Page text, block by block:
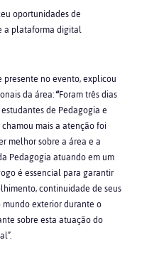
oportunidades de
a plataforma digital
no evento, explicou
da área:“Foram três dias
de Pedagogia e
mais a atenção foi
melhor sobre a área e a
Pedagogia atuando em um
é essencial para garantir
continuidade de seus
exterior durante o
sobre esta atuação do